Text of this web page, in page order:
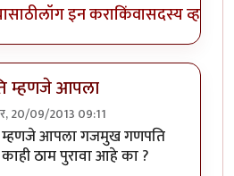
लॉग इन कराकिंवासदस्य व्हा
म्हणजे आपला
20/09/2013 09:11
एक कुशंकाbyप्रसाद गोडबोले
म्हणजे आपला गजमुख गणपति
ठाम पुरावा आहे का ?